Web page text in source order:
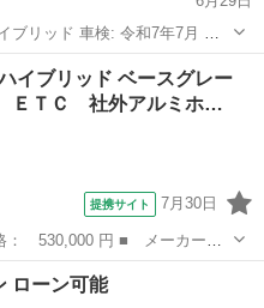
和7年7月 走
みくださ
ます。 《カスタム情
ロイヤル
イブリッド ベースグレー
ＥＴＣ 社外アルミホ…
提携サイト 7月30日
イブリッド ■ グレード
ＴＣ 社外アルミホイール
ローン可能